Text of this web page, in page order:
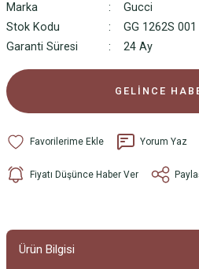
Marka
Gucci
Stok Kodu
GG 1262S 001
Garanti Süresi
24 Ay
GELİNCE
Yorum Yaz
Fiyatı Düşünce Haber Ver
Ürün Bilgisi